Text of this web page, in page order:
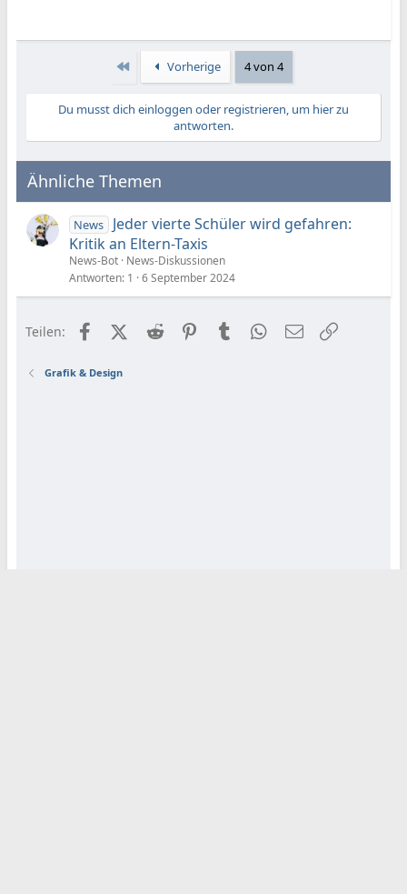
Erste Vorherige 4 von 4
Du musst dich einloggen oder registrieren, um hier zu
antworten.
Ähnliche Themen
News
Jeder vierte Schüler wird gefahren:
Kritik an Eltern-Taxis
News-Bot News-Diskussionen
Antworten 1 6 September 2024
Teilen: FacebookX (Twitter)
Reddit PinterestTumblr WhatsApp
E-Mail
Grafik & Design